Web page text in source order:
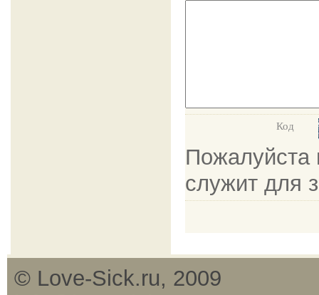
Код
Пожалуйста
служит для
© Love-Sick.ru, 2009